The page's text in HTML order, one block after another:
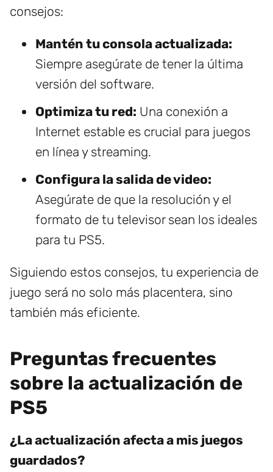
consejos:
Mantén tu consola actualizada:
Siempre asegúrate de tener la última
versión del software.
Optimiza tu red: Una conexión a
Internet estable es crucial para juegos
en línea y streaming.
Configura la salida de video:
Asegúrate de que la resolución y el
formato de tu televisor sean los ideales
para tu PS5.
Siguiendo estos consejos, tu experiencia de
juego será no solo más placentera, sino
también más eficiente.
Preguntas frecuentes
sobre la actualización de
PS5
¿La actualización afecta a mis juegos
guardados?